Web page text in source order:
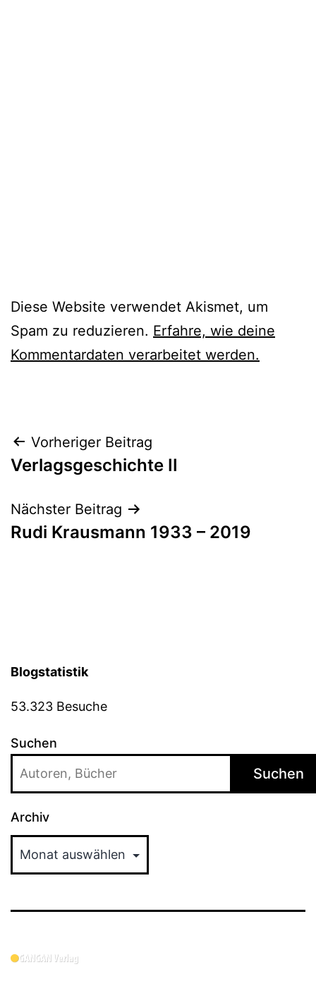
Diese Website verwendet Akismet, um
Spam zu reduzieren. Erfahre, wie deine
Kommentardaten verarbeitet werden.
Beitragsnavigation
Vorheriger Beitrag
Verlagsgeschichte II
Nächster Beitrag
Rudi Krausmann 1933 – 2019
Blogstatistik
53.323 Besuche
Suchen
Suchen
Archiv